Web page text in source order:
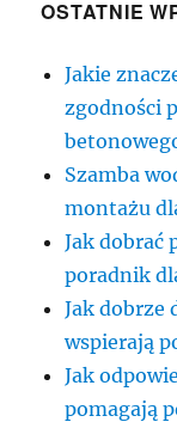
OSTATNIE
Jakie
zgodności
Szamba
montażu
Jak dobrać
poradnik
Jak dobrze
wspierają
Jak
pomagają